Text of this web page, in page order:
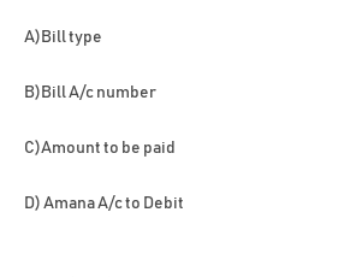
A)Bill type
B)Bill A/c number
C)Amount to be paid
D) Amana A/c to Debit